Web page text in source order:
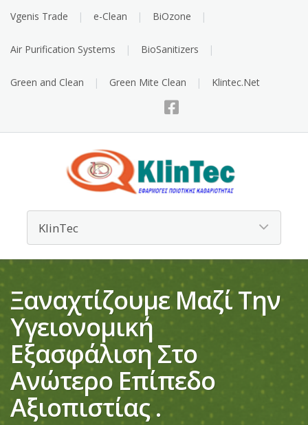
Vgenis Trade e-Clean BiOzone
Air Purification Systems BioSanitizers
Green and Clean Green Mite Clean Klintec.Net
Ξαναχτίζουμε Μαζί Την
Υγειονομική
Εξασφάλιση Στο
Ανώτερο Επίπεδο
Αξιοπιστίας .